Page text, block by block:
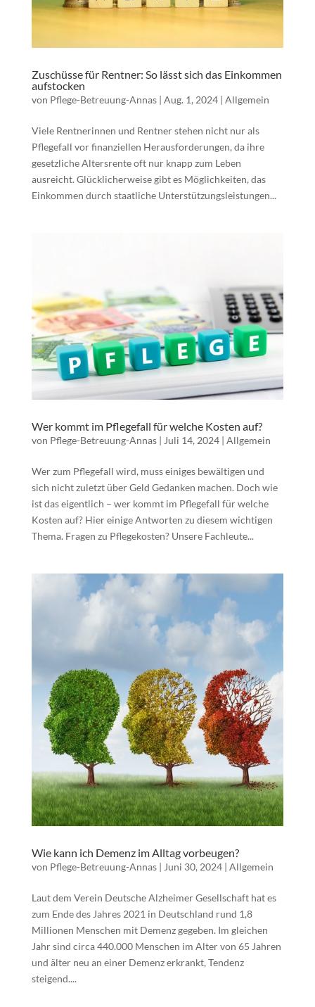
Zuschüsse für Rentner: So lässt sich das Einkommen
aufstocken
von Pflege-Betreuung-Annas| Aug. 1, 2024| Allgemein
Viele Rentnerinnen und Rentner stehen nicht nur als
Pflegefall vor finanziellen Herausforderungen, da ihre
gesetzliche Altersrente oft nur knapp zum Leben
ausreicht. Glücklicherweise gibt es Möglichkeiten, das
Einkommen durch staatliche Unterstützungsleistungen...
Wer kommt im Pflegefall für welche Kosten auf?
von Pflege-Betreuung-Annas| Juli 14, 2024| Allgemein
Wer zum Pflegefall wird, muss einiges bewältigen und
sich nicht zuletzt über Geld Gedanken machen. Doch wie
ist das eigentlich – wer kommt im Pflegefall für welche
Kosten auf? Hier einige Antworten zu diesem wichtigen
Thema. Fragen zu Pflegekosten? Unsere Fachleute...
Wie kann ich Demenz im Alltag vorbeugen?
von Pflege-Betreuung-Annas| Juni 30, 2024| Allgemein
Laut dem Verein Deutsche Alzheimer Gesellschaft hat es
zum Ende des Jahres 2021 in Deutschland rund 1,8
Millionen Menschen mit Demenz gegeben. Im gleichen
Jahr sind circa 440.000 Menschen im Alter von 65 Jahren
und älter neu an einer Demenz erkrankt, Tendenz
steigend....